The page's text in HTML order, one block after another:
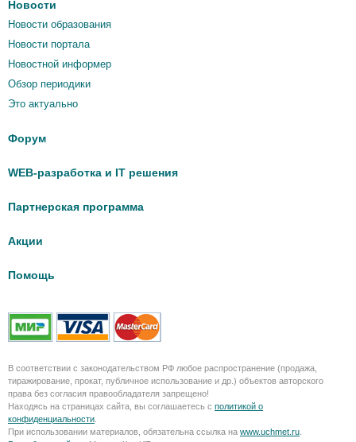
Новости
Новости образования
Новости портала
Новостной информер
Обзор периодики
Это актуально
Форум
WEB-разработка и IT решения
Партнерская программа
Акции
Помощь
В соответствии с законодательством РФ любое распространение (продажа,
тиражирование, прокат, публичное использование и др.) объектов авторского
права без согласия правообладателя запрещено!
Находясь на страницах сайта, вы соглашаетесь с политикой о
конфиденциальности
При использовании материалов, обязательна ссылка на www.uchmet.ru